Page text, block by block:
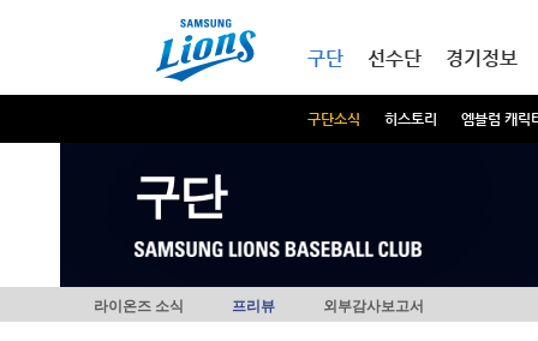
구단
구단소식 히스토리 엠블럼 캐릭
선수단 경기정보
구단
라이온즈 소식 프리뷰 외부감사보고서